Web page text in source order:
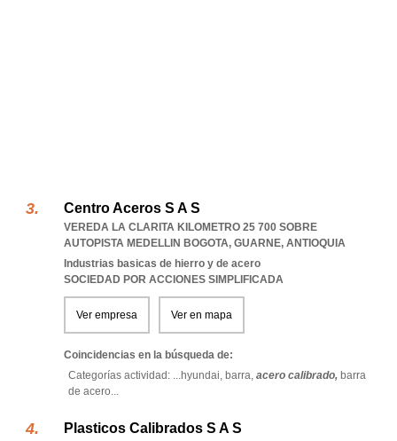
Centro Aceros S A S
VEREDA LA CLARITA KILOMETRO 25 700 SOBRE
AUTOPISTA MEDELLIN BOGOTA, GUARNE, ANTIOQUIA
Industrias basicas de hierro y de acero
SOCIEDAD POR ACCIONES SIMPLIFICADA
Ver empresa Ver en mapa
Coincidencias en la búsqueda de:
Categorías actividad: ...hyundai, barra, acero calibrado, barra
de acero...
Plasticos Calibrados S A S